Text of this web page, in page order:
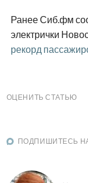
Ранее Сиб.фм
электрички
рекорд
ОЦЕНИТЬ СТАТЬЮ
ПОДПИШИТЕСЬ